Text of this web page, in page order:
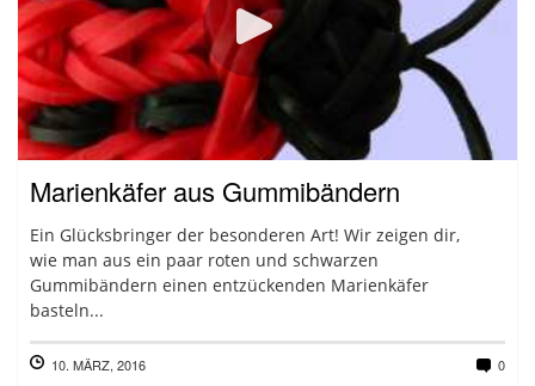
Marienkäfer aus Gummibändern
Ein Glücksbringer der besonderen Art! Wir zeigen dir,
wie man aus ein paar roten und schwarzen
Gummibändern einen entzückenden Marienkäfer
basteln...
10. MÄRZ, 2016 0